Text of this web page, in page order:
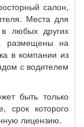
салон,
Места для
любых других
размещены на
в компании из
с водителем
быть только
срок которого
лицензию.